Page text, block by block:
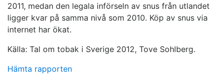
2011, medan den legala införseln av snus från utlandet
ligger kvar på samma nivå som 2010. Köp av snus via
internet har ökat.
Källa: Tal om tobak i Sverige 2012, Tove Sohlberg.
Hämta rapporten